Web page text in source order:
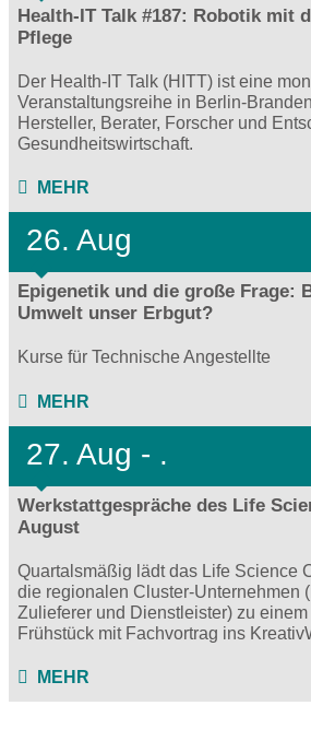
Health-IT Talk #187: Robotik mit
Pflege
Der Health-IT Talk (HITT) ist eine
Veranstaltungsreihe in Berlin-
Hersteller, Berater, Forscher und
Gesundheitswirtschaft.
MEHR
26. Aug
Epigenetik und die große Frage:
Umwelt unser Erbgut?
Kurse für Technische Angestellte
MEHR
27. Aug - .
Werkstattgespräche des Life
August
Quartalsmäßig lädt das Life Science
die regionalen Cluster-Unternehmen
Zulieferer und Dienstleister) zu
Frühstück mit Fachvortrag ins
MEHR